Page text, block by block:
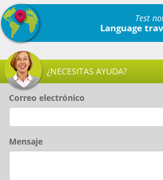
Test
Language
¿NECESITAS AYUDA?
Correo electrónico
Mensaje